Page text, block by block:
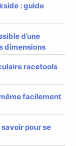
: guide
d’une
dimensions
racetools
facilement
pour se